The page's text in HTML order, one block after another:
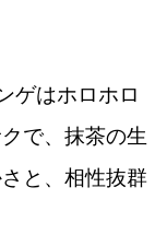
ゲはホロホロ
で、抹茶の生
と、相性抜群